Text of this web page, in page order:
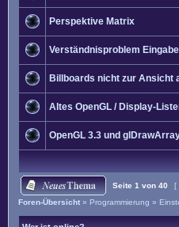
Perspektive Matrix
Verständnisproblem
Billboards nicht zur Ansicht
Altes OpenGL / Display-
OpenGL 3.3 und
Seite 1 von 40 [
Foren-Übersicht » Programmierung »